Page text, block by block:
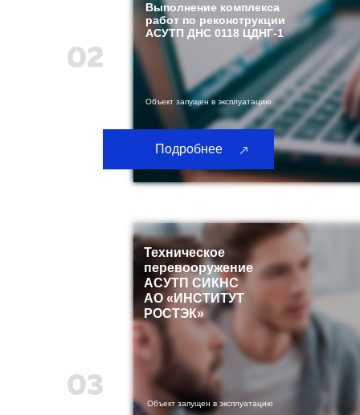
Выполнение комплекса
работ по реконструкции
АСУТП ДНС 0118 ЦДНГ-1
Объект запущен в эксплуатацию
Подробнее
Техническое
перевооружение
АСУТП СИКНС
АО «ИНСТИТУТ
РОСТЭК»
Объект запущен в эксплуатацию